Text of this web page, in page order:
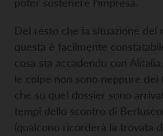
Del resto che la situazione del
questa è facilmente
cosa sta accadendo con
le colpe non sono neppure dei
che su quel dossier sono
tempi dello scontro di
(qualcuno ricorderà la trovata